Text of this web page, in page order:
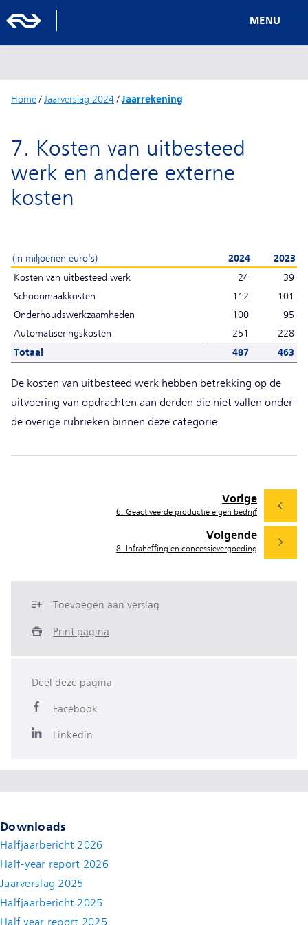
MENU
Home/ Jaarverslag 2024/Jaarrekening
7. Kosten van uitbesteed
werk en andere externe
kosten
(in miljoenen euro's) 2024
2023
Kosten van uitbesteed werk
24
39
Schoonmaakkosten
112
101
Onderhoudswerkzaamheden
100
95
Automatiseringskosten
251
228
Totaal
487 463
De kosten van uitbesteed werk hebben betrekking op de
uitvoering van opdrachten aan derden die niet vallen onder
de overige rubrieken binnen deze categorie.
Volgende
8. Infraheffing en concessievergoeding
Vorige
6. Geactiveerde productie eigen bedrijf
Toevoegen aan verslag
Print pagina
Deel deze pagina
Facebook
Linkedin
Downloads
Halfjaarbericht 2026
Half-year report 2026
Jaarverslag 2025
Halfjaarbericht 2025
Half year report 2025